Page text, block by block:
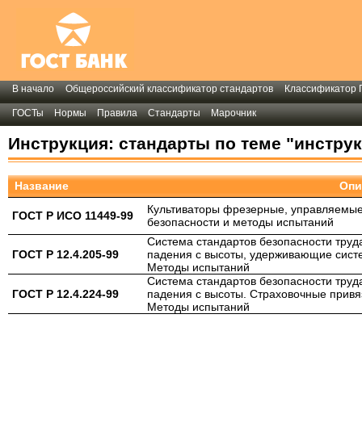
В начало Общероссийский классификатор стандартов Классификатор
ГОСТы Нормы Правила Стандарты Марочник
Инструкция: стандарты по теме
Название
ГОСТ Р ИСО 11449-99
Культиваторы фрезерные,
безопасности и методы испытаний
ГОСТ Р 12.4.205-99
Система стандартов безопасности
падения с высоты, удерживающие
Методы испытаний
ГОСТ Р 12.4.224-99
Система стандартов безопасности
падения с высоты. Страховочные
Методы испытаний